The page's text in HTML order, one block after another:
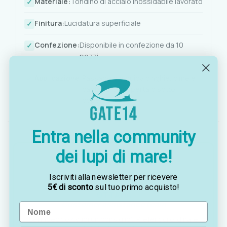
Finitura:Lucidatura superficiale
Confezione:Disponibile in confezione da 10
pezzi
Passaggio e guida cinghie, cime e
cablaggi su coperta o sotto
coperta
OTTAVIA
Customer assistance team
Sei indeciso? Vuoi un consiglio? Preferisci ordinare
Entra nella community
dei lupi di mare!
Iscriviti alla newsletter per ricevere
5€ di scontosul tuo primo acquisto!
Name